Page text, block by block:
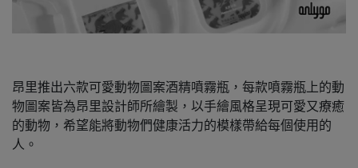
昂里推出六款可愛動物圖案酒精噴霧瓶，每款噴霧瓶上的動
物圖案皆為昂里設計師所繪製，以手繪風格呈現可愛又療癒
的動物，希望能將動物們健康活力的模樣帶給每個使用的
人。